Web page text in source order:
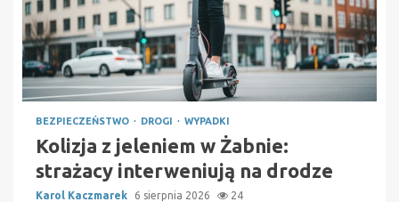
BEZPIECZEŃSTWO DROGI WYPADKI
Kolizja z jeleniem w Żabnie:
strażacy interweniują na drodze
Karol Kaczmarek 6 sierpnia 2026 24